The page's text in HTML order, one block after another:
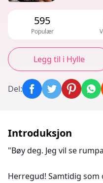
595
Populær
Legg til i Hylle
Del:
Introduksjon
"Bøy deg. Jeg vil se
Herregud! Samtidig